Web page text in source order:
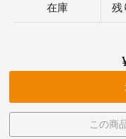
在庫 残
この商